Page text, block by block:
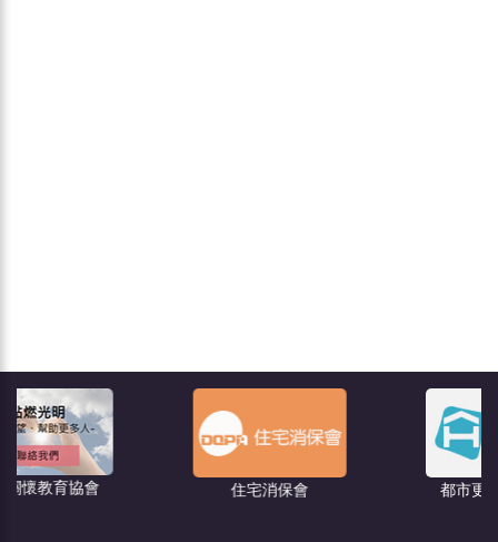
住宅消保會 都市更新－危老王